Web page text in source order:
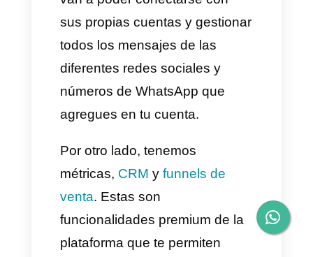
a la plataforma de Callbell. De
manera que si tu empresa
cuenta con un número distinto
para cada departamento,
podras gestionarlos todos
dentro de Callbell en una sola
plataforma.
De esta manera podras tener
tus departamentos separados